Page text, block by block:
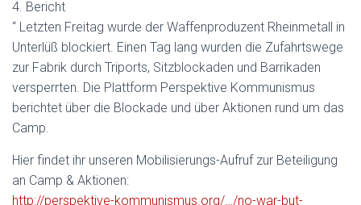
4. Bericht
“ Letzten Freitag wurde der Waffenproduzent Rheinmetall in
Unterlüß blockiert. Einen Tag lang wurden die Zufahrtswege
zur Fabrik durch Triports, Sitzblockaden und Barrikaden
versperrten. Die Plattform Perspektive Kommunismus
berichtet über die Blockade und über Aktionen rund um das
Camp.
Hier findet ihr unseren Mobilisierungs-Aufruf zur Beteiligung
an Camp & Aktionen:
http://perspektive-kommunismus.org/…/no-war-but-